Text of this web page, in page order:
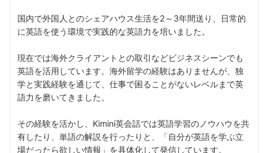
国内で外国人とのシェアハウス生活を2～3年間送り、日常的
に英語を使う環境で実践的な英語力を培いました。
現在では海外クライアントとの取引などビジネスシーンでも
英語を活用しています。海外留学の経験はありませんが、独
学と実践経験を通じて、仕事で困ることがないレベルまで英
語力を磨いてきました。
その経験を活かし、Kimini英会話では英語学習のノウハウを共
有したり、単語の解説を行ったりと、「自分が英語を学ぶ立
場だったら欲しい情報」を具体化して発信しています。